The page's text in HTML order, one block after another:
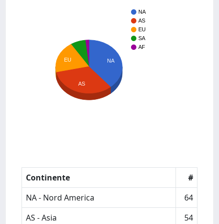
NA
AS
EU
SA
AF
NA
EU
AS
Continente
#
NA - Nord America
64
AS - Asia
54